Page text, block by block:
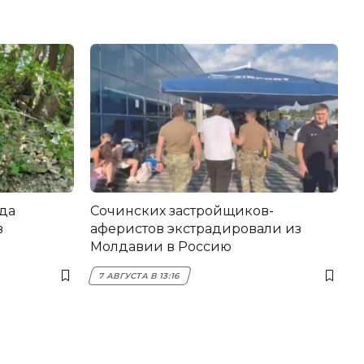
Сочинских застройщиков-
аферистов экстрадировали из
Молдавии в Россию
7 АВГУСТА В 13:16